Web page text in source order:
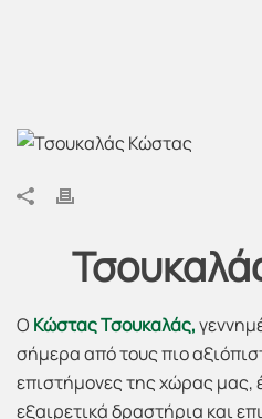
Ο Κώστας Τσουκαλάς,
σήμερα από τους πιο
επιστήμονες της χώρας μας,
εξαιρετικά δραστήρια και